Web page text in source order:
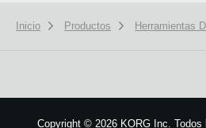
Inicio Productos Herramientas
Copyright © 2026 KORG Inc.